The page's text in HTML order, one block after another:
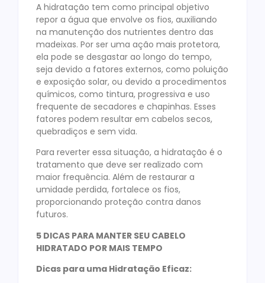
A hidratação tem como principal objetivo
repor a água que envolve os fios, auxiliando
na manutenção dos nutrientes dentro das
madeixas. Por ser uma ação mais protetora,
ela pode se desgastar ao longo do tempo,
seja devido a fatores externos, como poluição
e exposição solar, ou devido a procedimentos
químicos, como tintura, progressiva e uso
frequente de secadores e chapinhas. Esses
fatores podem resultar em cabelos secos,
quebradiços e sem vida.
Para reverter essa situação, a hidratação é o
tratamento que deve ser realizado com
maior frequência. Além de restaurar a
umidade perdida, fortalece os fios,
proporcionando proteção contra danos
futuros.
5 DICAS PARA MANTER SEU CABELO
HIDRATADO POR MAIS TEMPO
Dicas para uma Hidratação Eficaz: